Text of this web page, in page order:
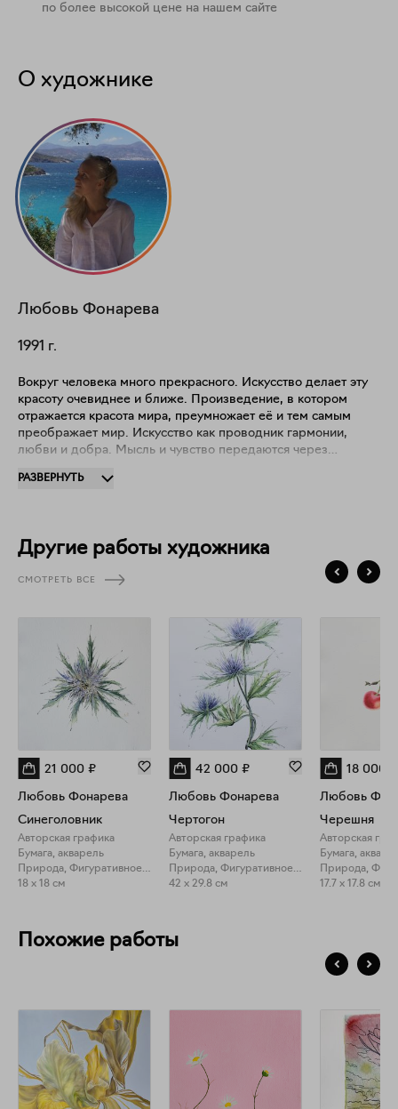
по более высокой цене на нашем сайте
О художнике
Любовь Фонарева
1991 г.
Вокруг человека много прекрасного. Искусство делает эту
красоту очевиднее и ближе. Произведение, в котором
отражается красота мира, преумножает её и тем самым
преображает мир. Искусство как проводник гармонии,
любви и добра. Мысль и чувство передаются через
привычные образы цветов и растений как символ,
РАЗВЕРНУТЬ
Другие работы художника
СМОТРЕТЬ ВСЕ
21 000 ₽
Любовь Фонарева
Синеголовник
Авторская графика
Бумага, акварель
Природа, Фигуративное искусство
18 x 18 см
42 000 ₽
Любовь Фонарева
Чертогон
Авторская графика
Бумага, акварель
Природа, Фигуративное искусство
42 x 29.8 см
18 000
Любовь
Черешня
Авторская
Бумага,
17.7 x 17.8 см
Похожие работы